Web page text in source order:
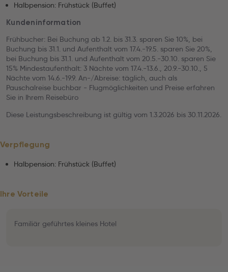
Halbpension: Frühstück (Buffet)
Kundeninformation
Frühbucher: Bei Buchung ab 1.2. bis 31.3. sparen Sie 10%, bei
Buchung bis 31.1. und Aufenthalt vom 17.4.-19.5. sparen Sie 20%,
bei Buchung bis 31.1. und Aufenthalt vom 20.5.-30.10. sparen Sie
15% Mindestaufenthalt: 3 Nächte vom 17.4.-13.6., 20.9.-30.10., 5
Nächte vom 14.6.-19.9. An-/Abreise: täglich, auch als
Pauschalreise buchbar - Flugmöglichkeiten und Preise erfahren
Sie in Ihrem Reisebüro
Diese Leistungsbeschreibung ist gültig vom 1.3.2026 bis 30.11.2026.
Verpflegung
Halbpension: Frühstück (Buffet)
Ihre Vorteile
Familiär geführtes kleines Hotel